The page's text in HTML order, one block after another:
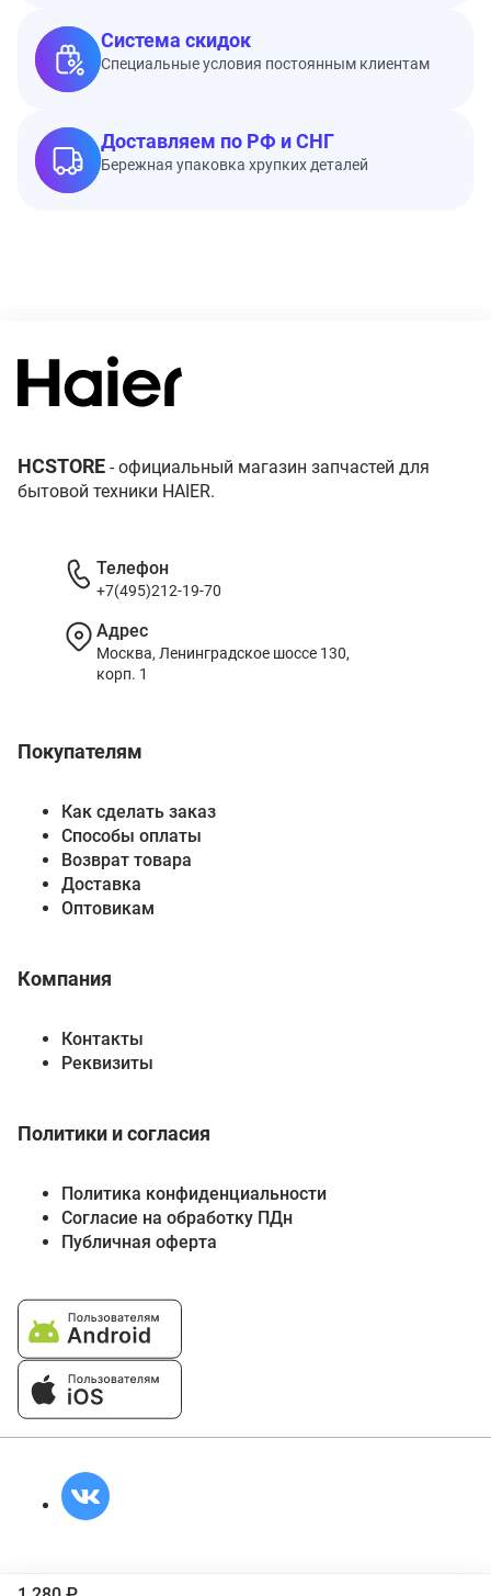
Система скидок
Специальные условия постоянным клиентам
Доставляем по РФ и СНГ
Бережная упаковка хрупких деталей
HCSTORE - официальный магазин запчастей для
бытовой техники HAIER.
Покупателям
Как сделать заказ
Способы оплаты
Возврат товара
Доставка
Оптовикам
Компания
Контакты
Реквизиты
Политики и согласия
Политика конфиденциальности
Согласие на обработку ПДн
Публичная оферта
Телефон
+7(495)212-19-70
Адрес
Москва, Ленинградское шоссе 130,
корп. 1